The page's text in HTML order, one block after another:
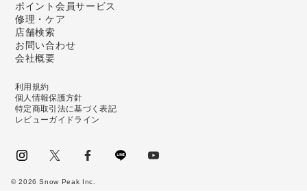
ポイント会員サービス
修理・ケア
店舗検索
お問い合わせ
会社概要
利用規約
個人情報保護方針
特定商取引法に基づく表記
レビューガイドライン
©2026 Snow Peak Inc.